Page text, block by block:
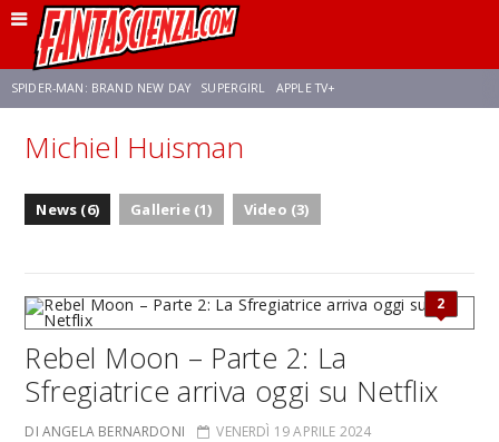
SPIDER-MAN: BRAND NEW DAY SUPERGIRL APPLE TV+
FRANCO RICCIARDIELLO ZENDAYA STAR TREK
Michiel Huisman
News (6) Gallerie (1) Video (3)
2
Rebel Moon – Parte 2: La
Sfregiatrice arriva oggi su Netflix
DI ANGELA BERNARDONI VENERDÌ 19 APRILE 2024